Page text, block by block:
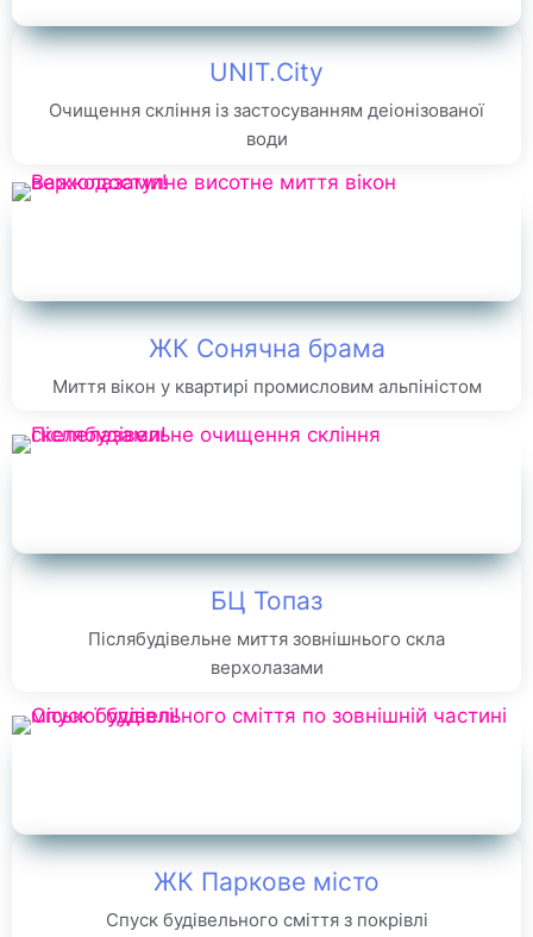
UNIT.City
Очищення скління із застосуванням деіонізованої
води
ЖК Сонячна брама
Миття вікон у квартирі промисловим альпіністом
БЦ Топаз
Післябудівельне миття зовнішнього скла
верхолазами
ЖК Паркове місто
Спуск будівельного сміття з покрівлі